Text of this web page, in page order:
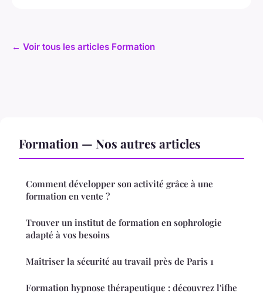
← Voir tous les articles Formation
Formation — Nos autres articles
Comment développer son activité grâce à une
formation en vente ?
Trouver un institut de formation en sophrologie
adapté à vos besoins
Maîtriser la sécurité au travail près de Paris 1
Formation hypnose thérapeutique : découvrez l'ifhe